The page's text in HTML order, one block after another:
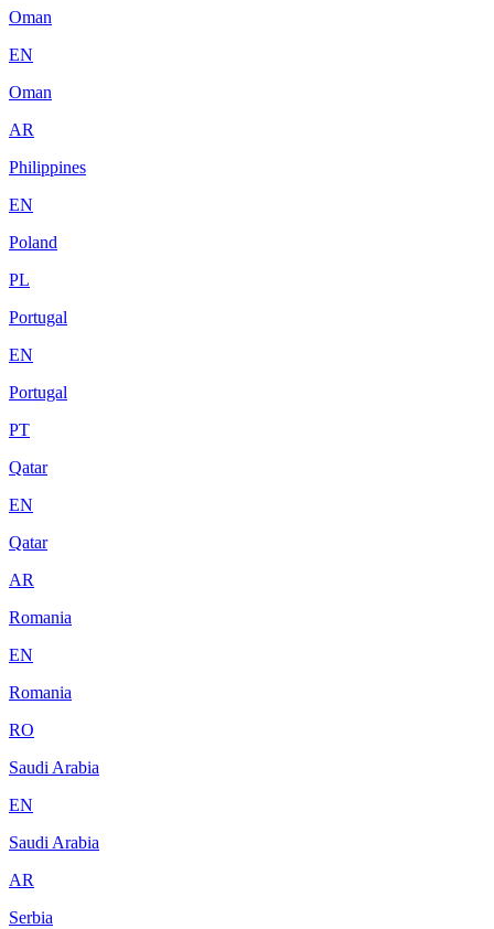
Oman
EN
Oman
AR
Philippines
EN
Poland
PL
Portugal
EN
Portugal
PT
Qatar
EN
Qatar
AR
Romania
EN
Romania
RO
Saudi Arabia
EN
Saudi Arabia
AR
Serbia